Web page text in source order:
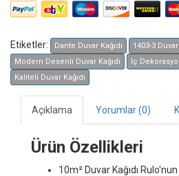
Etiketler: Dante Duvar Kağıdı
1403-3 Duvar
Modern Desenli Duvar Kağıdı
Iç
Kaliteli Duvar Kağıdı
Açıklama Yorumlar (0)
Ürün Özellikleri
10m² Duvar Kağıdı